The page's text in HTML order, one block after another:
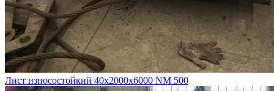
Лист износостойкий 40х2000х6000 NM 500